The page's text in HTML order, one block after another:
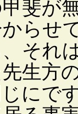
斐が
らせ
それ
生方
にで